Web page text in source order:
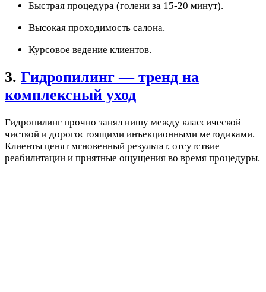
Быстрая процедура (голени за 15-20 минут).
Высокая проходимость салона.
Курсовое ведение клиентов.
3. Гидропилинг — тренд на
комплексный уход
Гидропилинг прочно занял нишу между классической
чисткой и дорогостоящими инъекционными методиками.
Клиенты ценят мгновенный результат, отсутствие
реабилитации и приятные ощущения во время процедуры.